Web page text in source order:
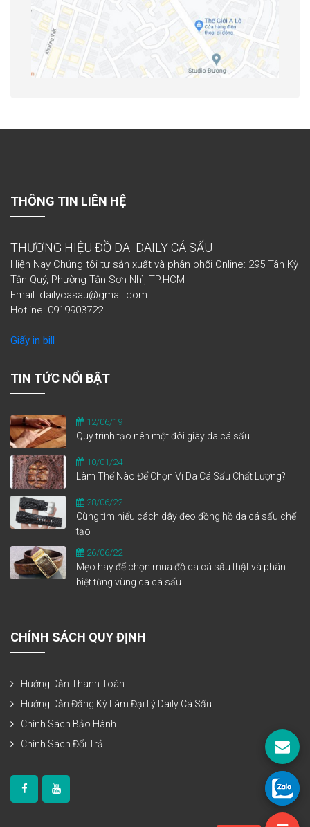
THÔNG TIN LIÊN HỆ
THƯƠNG HIỆU ĐỒ DA DAILY CÁ SẤU
Hiện Nay Chúng tôi tự sản xuất và phân phối Online: 295 Tân Kỳ
Tân Quý, Phường Tân Sơn Nhì, TP.HCM
Email: dailycasau@gmail.com
Hotline: 0919903722
Giấy in bill
TIN TỨC NỔI BẬT
12/06/19
Quy trình tạo nên một đôi giày da cá sấu
10/01/24
Làm Thế Nào Để Chọn Ví Da Cá Sấu Chất Lượng?
28/06/22
Cùng tìm hiểu cách dây đeo đồng hồ da cá sấu chế
tạo
26/06/22
Mẹo hay để chọn mua đồ da cá sấu thật và phân
biệt từng vùng da cá sấu
CHÍNH SÁCH QUY ĐỊNH
Hướng Dẫn Thanh Toán
Hướng Dẫn Đăng Ký Làm Đại Lý Daily Cá Sấu
Chính Sách Bảo Hành
Chính Sách Đổi Trả